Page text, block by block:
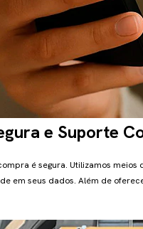
e Suporte
é segura. Utilizamos
em seus dados. Além de